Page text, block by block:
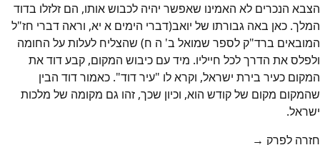
הצבא הנכרים לא האמינו שאפשר יהיה לכבוש אותו, הם זלזלו בדוד
המלך. כאן באה גבורתו של יואב(דברי הימים א יא, וראה דברי חז"ל
המובאים ברד"ק לספר שמואל ב' ה ח) שהצליח לעלות על החומה
ולפלס את הדרך לכל חייליו. מיד עם כיבוש המקום, קבע דוד את
המקום כעיר בירת ישראל, וקרא לו "עיר דוד". כאמור דוד הבין
שהמקום מקום של קודש הוא, וכיון שכך, זהו גם מקומה של מלכות
ישראל.
חזרה לפרק →